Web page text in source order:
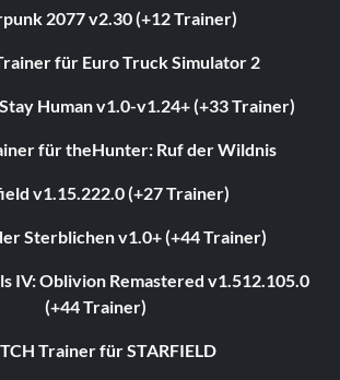
2077 v2.30 (+12 Trainer)
für Euro Truck Simulator 2
Human v1.0-v1.24+ (+33 Trainer)
für theHunter: Ruf der Wildnis
v1.15.222.0 (+27 Trainer)
Sterblichen v1.0+ (+44 Trainer)
IV: Oblivion Remastered v1.512.105.0
(+44 Trainer)
Trainer für STARFIELD